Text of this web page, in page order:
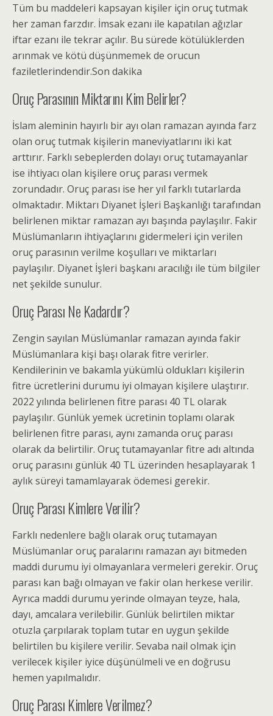
Tüm bu maddeleri kapsayan kişiler için oruç tutmak
her zaman farzdır. İmsak ezanı ile kapatılan ağızlar
iftar ezanı ile tekrar açılır. Bu sürede kötülüklerden
arınmak ve kötü düşünmemek de orucun
faziletlerindendir.Son dakika
Oruç Parasının Miktarını Kim Belirler?
İslam aleminin hayırlı bir ayı olan ramazan ayında farz
olan oruç tutmak kişilerin maneviyatlarını iki kat
arttırır. Farklı sebeplerden dolayı oruç tutamayanlar
ise ihtiyacı olan kişilere oruç parası vermek
zorundadır. Oruç parası ise her yıl farklı tutarlarda
olmaktadır. Miktarı Diyanet İşleri Başkanlığı tarafından
belirlenen miktar ramazan ayı başında paylaşılır. Fakir
Müslümanların ihtiyaçlarını gidermeleri için verilen
oruç parasının verilme koşulları ve miktarları
paylaşılır. Diyanet İşleri başkanı aracılığı ile tüm bilgiler
net şekilde sunulur.
Oruç Parası Ne Kadardır?
Zengin sayılan Müslümanlar ramazan ayında fakir
Müslümanlara kişi başı olarak fitre verirler.
Kendilerinin ve bakamla yükümlü oldukları kişilerin
fitre ücretlerini durumu iyi olmayan kişilere ulaştırır.
2022 yılında belirlenen fitre parası 40 TL olarak
paylaşılır. Günlük yemek ücretinin toplamı olarak
belirlenen fitre parası, aynı zamanda oruç parası
olarak da belirtilir. Oruç tutamayanlar fitre adı altında
oruç parasını günlük 40 TL üzerinden hesaplayarak 1
aylık süreyi tamamlayarak ödemesi gerekir.
Oruç Parası Kimlere Verilir?
Farklı nedenlere bağlı olarak oruç tutamayan
Müslümanlar oruç paralarını ramazan ayı bitmeden
maddi durumu iyi olmayanlara vermeleri gerekir. Oruç
parası kan bağı olmayan ve fakir olan herkese verilir.
Ayrıca maddi durumu yerinde olmayan teyze, hala,
dayı, amcalara verilebilir. Günlük belirtilen miktar
otuzla çarpılarak toplam tutar en uygun şekilde
belirtilen bu kişilere verilir. Sevaba nail olmak için
verilecek kişiler iyice düşünülmeli ve en doğrusu
hemen yapılmalıdır.
Oruç Parası Kimlere Verilmez?